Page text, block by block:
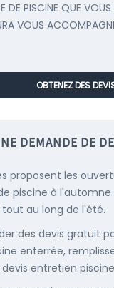
DE PISCINE QUE
VOUS
OBTENEZ DES
DEMANDE DE
proposent les
piscine à
au long de l'été.
des devis gratuit
enterrée,
entretien